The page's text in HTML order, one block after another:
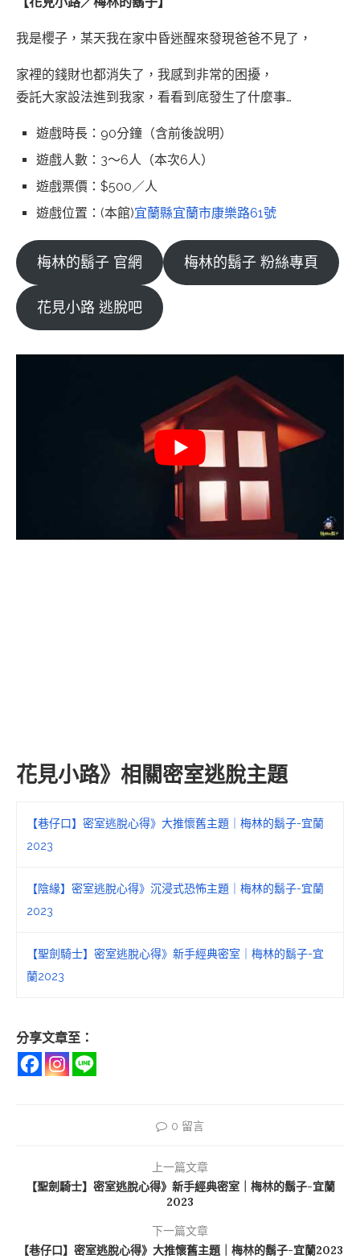
我是櫻子，某天我在家中昏迷醒來發現爸爸不見了，
家裡的錢財也都消失了，我感到非常的困擾，
委託大家設法進到我家，看看到底發生了什麼事…
遊戲時長：90分鐘（含前後說明）
遊戲人數：3～6人（本次6人）
遊戲票價：$500／人
遊戲位置：(本館)宜蘭縣宜蘭市康樂路61號
梅林的鬍子 官網 梅林的鬍子 粉絲專頁
花見小路 逃脫吧
花見小路》相關密室逃脫主題
【巷仔口】密室逃脫心得》大推懷舊主題｜梅林的鬍子-宜蘭
2023
【陰緣】密室逃脫心得》沉浸式恐怖主題｜梅林的鬍子-宜蘭
2023
【聖劍騎士】密室逃脫心得》新手經典密室｜梅林的鬍子-宜
蘭2023
分享文章至：
0 留言
上一篇文章
【聖劍騎士】密室逃脫心得》新手經典密室｜梅林的鬍子-宜蘭
2023
下一篇文章
【巷仔口】密室逃脫心得》大推懷舊主題｜梅林的鬍子-宜蘭2023